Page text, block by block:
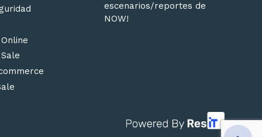
escenarios/reportes de
NOW!